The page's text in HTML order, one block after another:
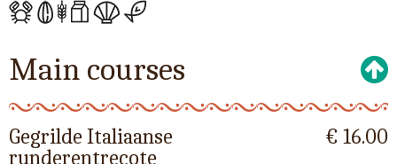
Main courses
Gegrilde Italiaanse
runderentrecote
€ 16.00